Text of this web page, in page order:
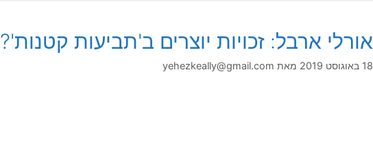
אורלי ארבל: זכויות יוצרים ב'תביעות קטנות'?
18 באוגוסט 2019 מאת yehezkeally@gmail.com